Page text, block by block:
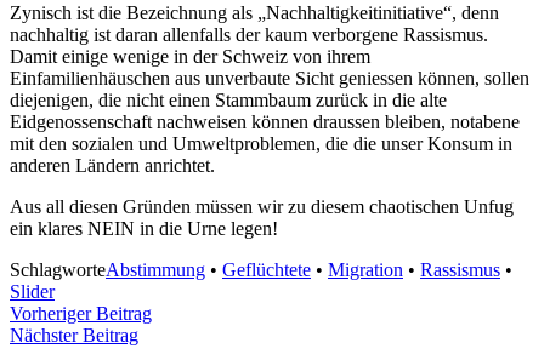
Zynisch ist die Bezeichnung als „Nachhaltigkeitinitiative“, denn
nachhaltig ist daran allenfalls der kaum verborgene Rassismus.
Damit einige wenige in der Schweiz von ihrem
Einfamilienhäuschen aus unverbaute Sicht geniessen können, sollen
diejenigen, die nicht einen Stammbaum zurück in die alte
Eidgenossenschaft nachweisen können draussen bleiben, notabene
mit den sozialen und Umweltproblemen, die die unser Konsum in
anderen Ländern anrichtet.
Aus all diesen Gründen müssen wir zu diesem chaotischen Unfug
ein klares NEIN in die Urne legen!
SchlagworteAbstimmung • Geflüchtete • Migration • Rassismus •
Slider
Beitragsnavigation
Vorheriger Beitrag
Nächster Beitrag